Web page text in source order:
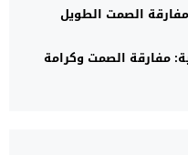
الصمت الطويل
مفارقة الصمت وكرامة